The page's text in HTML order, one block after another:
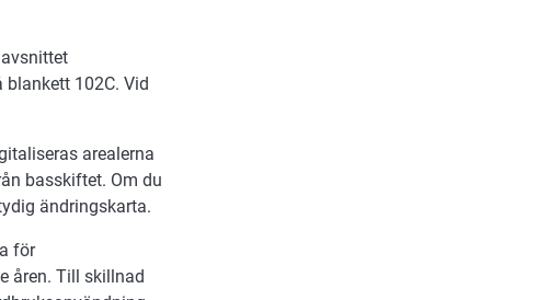
102C. Vid
arealerna
basskiftet. Om du
ändringskarta.
för
åren. Till skillnad